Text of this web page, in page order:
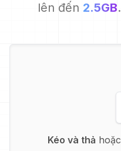
lên đến 2.5GB
Kéo và thả hoặc